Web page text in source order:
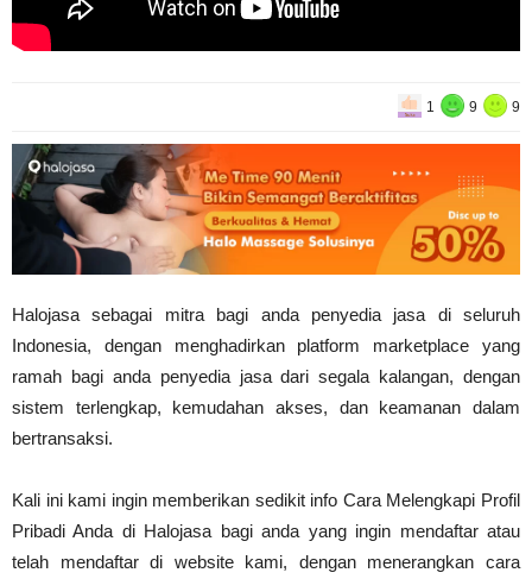
1 9 9
Halojasa sebagai mitra bagi anda penyedia jasa di seluruh
Indonesia, dengan menghadirkan platform marketplace yang
ramah bagi anda penyedia jasa dari segala kalangan, dengan
sistem terlengkap, kemudahan akses, dan keamanan dalam
bertransaksi.
Kali ini kami ingin memberikan sedikit info Cara Melengkapi Profil
Pribadi Anda di Halojasa bagi anda yang ingin mendaftar atau
telah mendaftar di website kami, dengan menerangkan cara